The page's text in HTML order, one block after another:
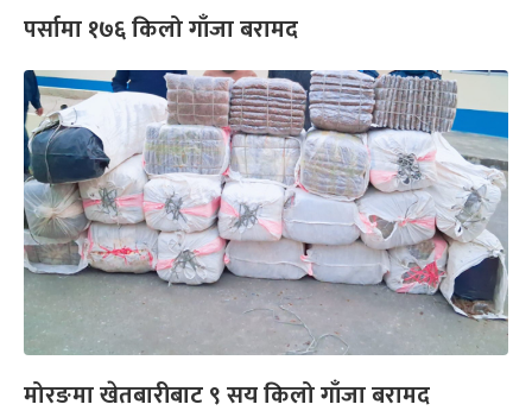
पर्सामा १७६ किलो गाँजा बरामद
मोरङमा खेतबारीबाट ९ सय किलो गाँजा बरामद